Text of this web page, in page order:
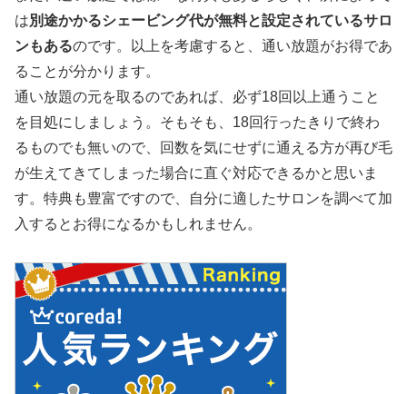
は別途かかるシェービング代が無料と設定されているサロ
ンもあるのです。以上を考慮すると、通い放題がお得であ
ることが分かります。
通い放題の元を取るのであれば、必ず18回以上通うこと
を目処にしましょう。 そもそも、18回行ったきりで終わ
るものでも無いので、回数を気にせずに通える方が再び毛
が生えてきてしまった場合に直ぐ対応できるかと思いま
す。特典も豊富ですので、自分に適したサロンを調べて加
入するとお得になるかもしれません。